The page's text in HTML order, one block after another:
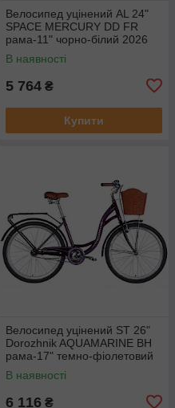
Велосипед уцінений AL 24"
SPACE MERCURY DD FR
рама-11" чорно-білий 2026
В наявності
5 764 ₴
Купити
Велосипед уцінений ST 26"
Dorozhnik AQUAMARINE BH
рама-17" темно-фіолетовий
2026
В наявності
6 116 ₴